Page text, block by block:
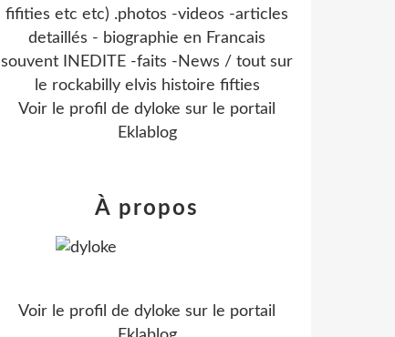
fifities etc etc) .photos -videos -articles
detaillés - biographie en Francais
souvent INEDITE -faits -News / tout sur
le rockabilly elvis histoire fifties
Voir le profil de dyloke sur le portail
Eklablog
À propos
Voir le profil de dyloke sur le portail